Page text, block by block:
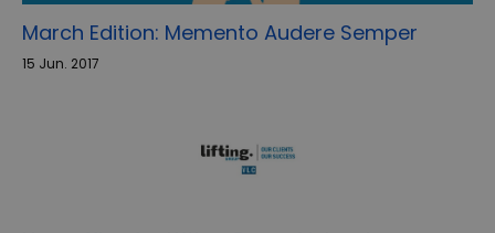
March Edition: Memento Audere Semper
15 Jun. 2017